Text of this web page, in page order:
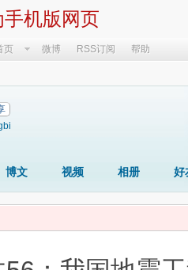
机版网页
页 微博 RSS订阅 帮助
博文 视频 相册 好